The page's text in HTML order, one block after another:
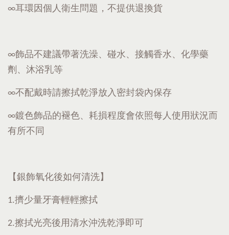
∞耳環因個人衛生問題，不提供退換貨
∞飾品不建議帶著洗澡、碰水、接觸香水、化學藥
劑、沐浴乳等
∞不配戴時請擦拭乾淨放入密封袋內保存
∞鍍色飾品的褪色、耗損程度會依照每人使用狀況而
有所不同
【銀飾氧化後如何清洗】
1.擠少量牙膏輕輕擦拭
2.擦拭光亮後用清水沖洗乾淨即可